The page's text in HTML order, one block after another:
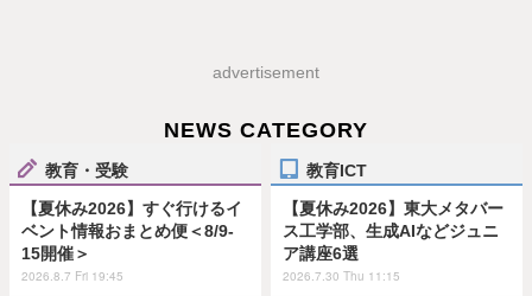
advertisement
NEWS CATEGORY
教育・受験
【夏休み2026】すぐ行けるイ
ベント情報おまとめ便＜8/9-
15開催＞
2026.8.7 Fri 19:45
教育ICT
【夏休み2026】東大メタバー
ス工学部、生成AIなどジュニ
ア講座6選
2026.7.30 Thu 11:15